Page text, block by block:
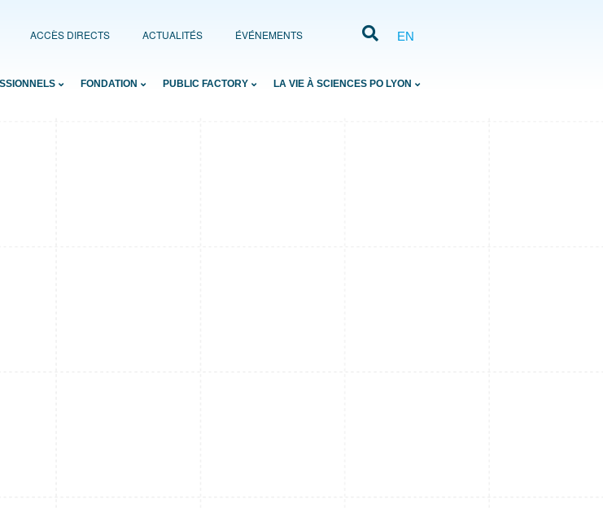
ACCÈS DIRECTS ACTUALITÉS ÉVÉNEMENTS EN
FONDATION PUBLIC FACTORY LA VIE À SCIENCES PO LYON